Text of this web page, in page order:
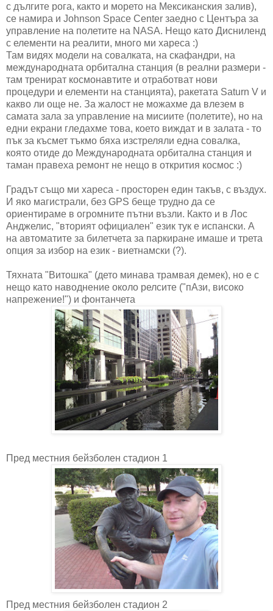
с дългите рога, както и морето на Мексиканския залив),
се намира и Johnson Space Center заедно с Центъра за
управление на полетите на NASA. Нещо като Дисниленд
с елементи на реалити, много ми хареса :)
Там видях модели на совалката, на скафандри, на
международната орбитална станция (в реални размери -
там тренират космонавтите и отработват нови
процедури и елементи на станцията), ракетата Saturn V и
какво ли още не. За жалост не можахме да влезем в
самата зала за управление на мисиите (полетите), но на
едни екрани гледахме това, което виждат и в залата - то
пък за късмет тъкмо бяха изстреляли една совалка,
която отиде до Международната орбитална станция и
таман правеха ремонт не нещо в открития космос :)
Градът също ми хареса - просторен един такъв, с въздух.
И яко магистрали, без GPS беще трудно да се
ориентираме в огромните пътни възли. Както и в Лос
Анджелис, "вторият официален" език тук е испански. А
на автоматите за билетчета за паркиране имаше и трета
опция за избор на език - виетнамски (?).
Тяхната "Витошка" (дето минава трамвая демек), но е с
нещо като наводнение около релсите ("пАзи, високо
напрежение!") и фонтанчета
Пред местния бейзболен стадион 1
Пред местния бейзболен стадион 2